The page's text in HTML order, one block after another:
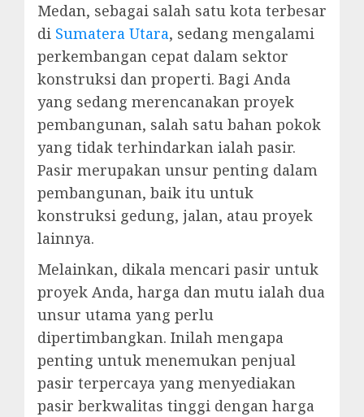
Medan, sebagai salah satu kota terbesar
di Sumatera Utara, sedang mengalami
perkembangan cepat dalam sektor
konstruksi dan properti. Bagi Anda
yang sedang merencanakan proyek
pembangunan, salah satu bahan pokok
yang tidak terhindarkan ialah pasir.
Pasir merupakan unsur penting dalam
pembangunan, baik itu untuk
konstruksi gedung, jalan, atau proyek
lainnya.
Melainkan, dikala mencari pasir untuk
proyek Anda, harga dan mutu ialah dua
unsur utama yang perlu
dipertimbangkan. Inilah mengapa
penting untuk menemukan penjual
pasir terpercaya yang menyediakan
pasir berkwalitas tinggi dengan harga